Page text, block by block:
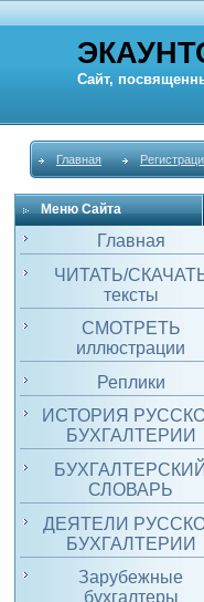
Сайт,
Главная
Меню Сайта
Главная
ЧИТАТЬ/
тексты
СМОТРЕТЬ
иллюстрации
Реплики
ИСТОРИЯ
БУХГАЛТЕРИИ
БУХГАЛТЕРСКИЙ
СЛОВАРЬ
ДЕЯТЕЛИ
БУХГАЛТЕРИИ
Зарубежные
бухгалтеры